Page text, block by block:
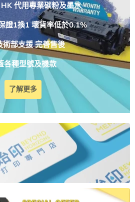
代用專業碳粉及墨水
證1換1 壞貨率低於0.1%
術部支援 完善售後
各種型號及機款
了解更多